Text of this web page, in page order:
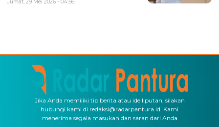
Jumat, 29 Mei 2026 - 04:56
Jika Anda memiliki tip berita atau ide liputan, silakan
hubungi kami di redaksi@radarpantura.id. Kami
menerima segala masukan dan saran dari Anda